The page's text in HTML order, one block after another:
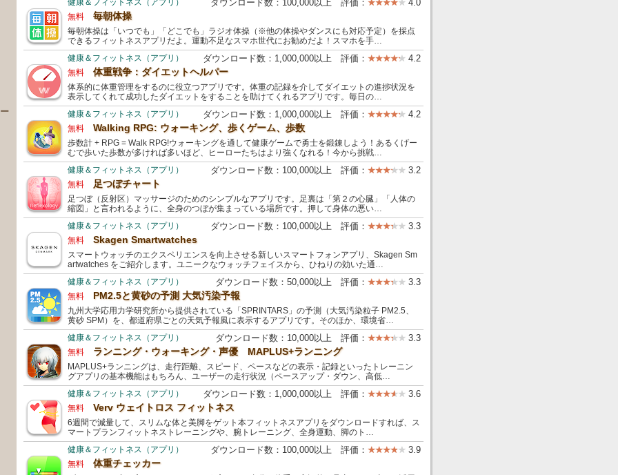
健康＆フィットネス（アプリ）
ダウンロード数：100,000以上 評価： 4.0
無料 毎朝体操
毎朝体操は「いつでも」「どこでも」ラジオ体操（※他の体操やダンスにも対応予定）を採点
できるフィットネスアプリだよ。運動不足なスマホ世代にお勧めだよ！スマホを手…
健康＆フィットネス（アプリ）
ダウンロード数：1,000,000以上 評価： 4.2
無料 体重戦争：ダイエットヘルパー
体系的に体重管理をするのに役立つアプリです。体重の記録を介してダイエットの進捗状況を
表示してくれて成功したダイエットをすることを助けてくれるアプリです。毎日の…
健康＆フィットネス（アプリ）
ダウンロード数：1,000,000以上 評価： 4.2
無料 Walking RPG: ウォーキング、歩くゲーム、歩数
歩数計 + RPG = Walk RPG!ウォーキングを通して健康ゲームで勇士を鍛錬しよう！あるくげー
むで歩いた歩数が多ければ多いほど、ヒーローたちはより強くなれる！今から挑戦…
健康＆フィットネス（アプリ）
ダウンロード数：100,000以上 評価： 3.2
無料 足つぼチャート
足つぼ（反射区）マッサージのためのシンプルなアプリです。足裏は「第２の心臓」「人体の
縮図」と言われるように、全身のつぼが集まっている場所です。押して身体の悪い…
健康＆フィットネス（アプリ）
ダウンロード数：100,000以上 評価： 3.3
無料 Skagen Smartwatches
スマートウォッチのエクスペリエンスを向上させる新しいスマートフォンアプリ、Skagen Sm
artwatches をご紹介します。ユニークなウォッチフェイスから、ひねりの効いた通…
健康＆フィットネス（アプリ）
ダウンロード数：50,000以上 評価： 3.3
無料 PM2.5と黄砂の予測 大気汚染予報
九州大学応用力学研究所から提供されている「SPRINTARS」の予測（大気汚染粒子 PM2.5、
黄砂 SPM）を、都道府県ごとの天気予報風に表示するアプリです。そのほか、環境省…
健康＆フィットネス（アプリ）
ダウンロード数：10,000以上 評価： 3.3
無料 ランニング・ウォーキング・声優 MAPLUS+ランニング
MAPLUS+ランニングは、走行距離、スピード、ペースなどの表示・記録といったトレーニン
グアプリの基本機能はもちろん、ユーザーの走行状況（ペースアップ・ダウン、高低…
健康＆フィットネス（アプリ）
ダウンロード数：1,000,000以上 評価： 3.6
無料 Verv ウェイトロス フィットネス
6週間で減量して、スリムな体と美脚をゲット本フィットネスアプリをダウンロードすれば、ス
マートプランフィットネストレーニングや、腕トレーニング、全身運動、脚のト…
健康＆フィットネス（アプリ）
ダウンロード数：100,000以上 評価： 3.9
無料 体重チェッカー